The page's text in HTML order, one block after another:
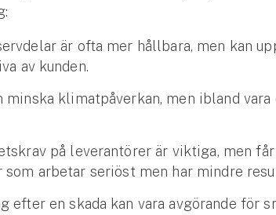
är ofta mer hållbara, men kan
av kunden.
minska klimatpåverkan, men ibland
på leverantörer är viktiga, men
arbetar seriöst men har mindre
efter en skada kan vara avgörande för